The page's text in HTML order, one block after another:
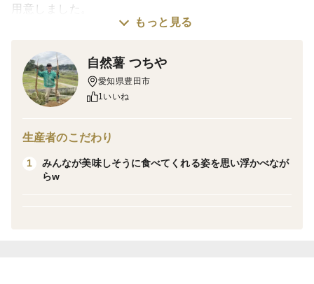
用意しました。
年初めの食卓に使いやすい自然薯です。
※写真はイメージです。
※自然薯は、形や太さには個体差があります。
※本数（２~４本）は大きさにより前後する場合があり
栽培へのこだわり
自然薯が本来持つ力をしっかり引き出したくて、あえて
もっと見る
自然薯 つちや
愛知県豊田市
1いいね
生産者のこだわり
1
みんなが美味しそうに食べてくれる姿を思い浮かべなが
らw